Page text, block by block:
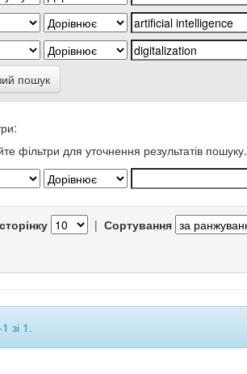
пошук
фільтри для уточнення результатів пошуку.
| Сортування
зі 1.